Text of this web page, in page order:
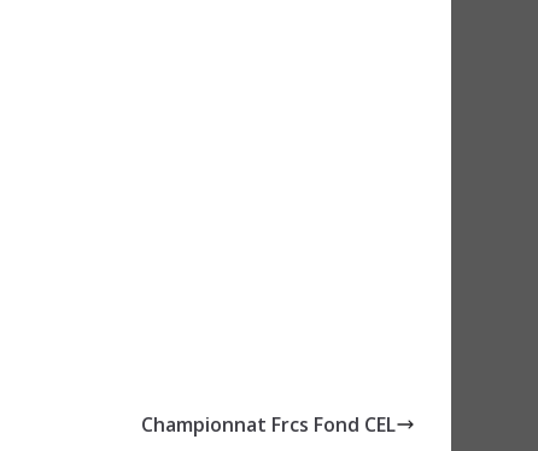
Championnat Frcs Fond CEL